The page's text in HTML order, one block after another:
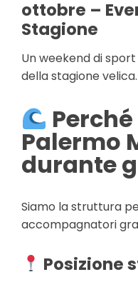
ottobre –
Stagione
Un weekend di
della stagione velica.
Palermo
durante
Siamo la struttura
accompagnatori
Posizione